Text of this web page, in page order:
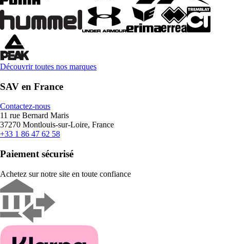
Découvrir toutes nos marques
SAV en France
Contactez-nous
11 rue Bernard Maris
37270 Montlouis-sur-Loire, France
+33 1 86 47 62 58
Paiement sécurisé
Achetez sur notre site en toute confiance